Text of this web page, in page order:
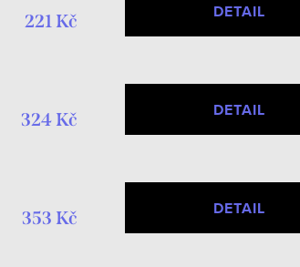
221 Kč DETAIL
324 Kč DETAIL
353 Kč DETAIL